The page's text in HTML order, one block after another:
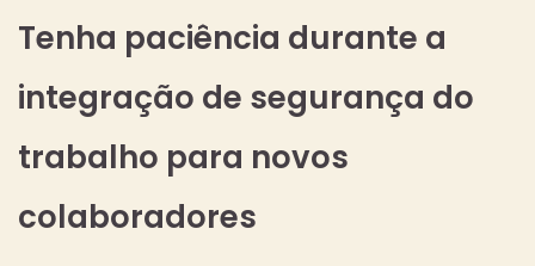
Tenha paciência durante a
integração de segurança do
trabalho para novos
colaboradores